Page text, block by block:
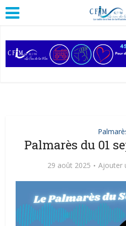
Palmarès du 01
29 août 2025 Ajouter